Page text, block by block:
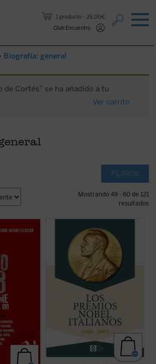
1 producto
25,00€
Club Encuentro
Biografía: general
de Cortés” se ha añadido a tu
Ver carrito
FILTROS
Mostrando 49 - 60 de 121
resultados
aquellos
aspectos
mes de
...
Nobel, considerados los más prestigiosos
a nivel internacional en el campo del
conocimiento, tuvieron un fuerte vínculo
con Italia, pues fue en San Remo donde
Alfred Nobel pasó sus últimos años de vida
(ver ficha)